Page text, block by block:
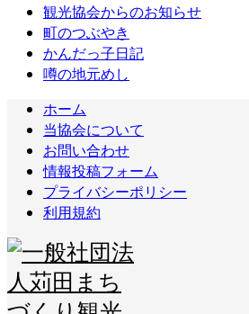
観光協会からのお知らせ
町のつぶやき
かんだっ子日記
噂の地元めし
ホーム
当協会について
お問い合わせ
情報投稿フォーム
プライバシーポリシー
利用規約